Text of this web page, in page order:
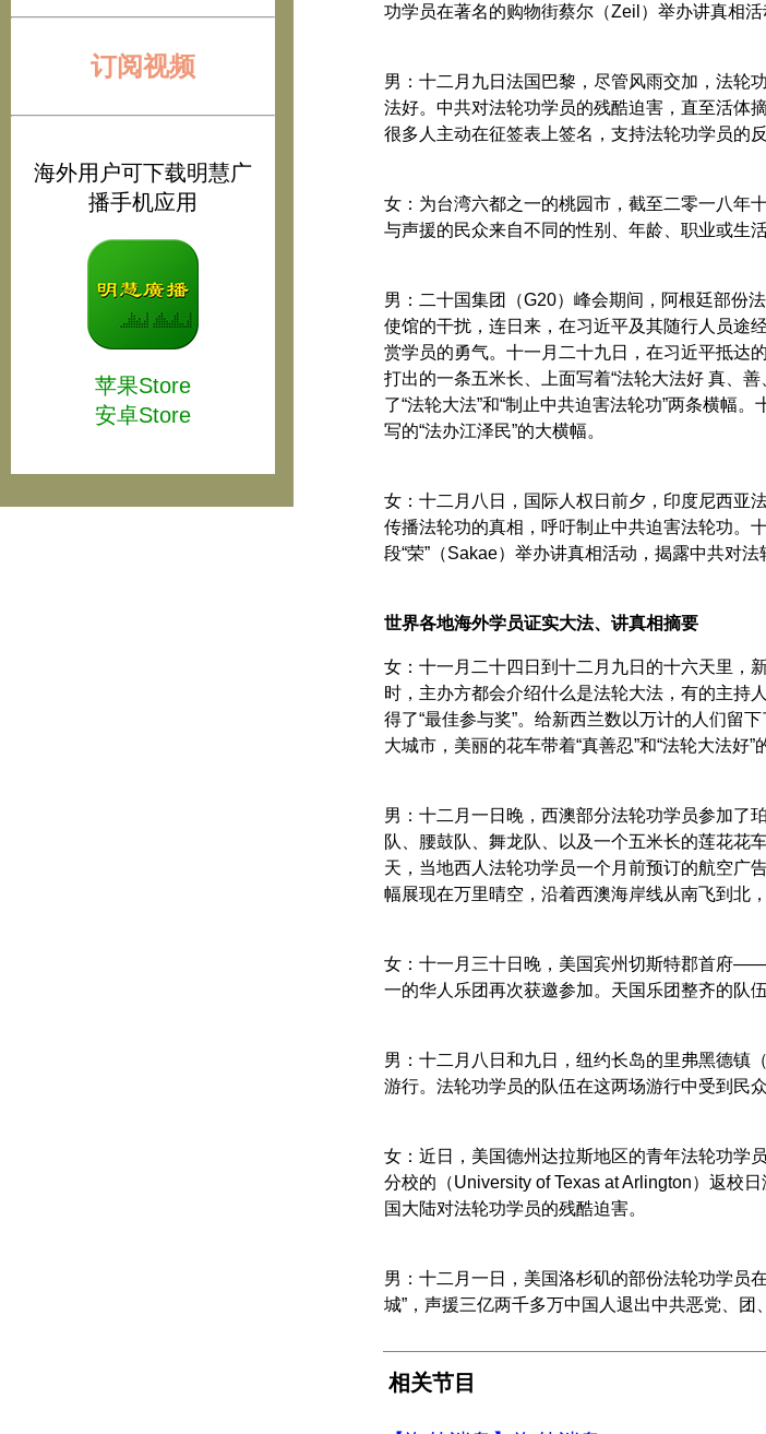
订阅视频
海外用户可下载明慧广
播手机应用
苹果Store
安卓Store
功学员在著名的购物街蔡尔（Zeil）举办讲真相
男：十二月九日法国巴黎，尽管风雨交加，法轮
法好。中共对法轮功学员的残酷迫害，直至活体
很多人主动在征签表上签名，支持法轮功学员的反
女：为台湾六都之一的桃园市，截至二零一八年
与声援的民众来自不同的性别、年龄、职业或生
男：二十国集团（G20）峰会期间，阿根廷部份
使馆的干扰，连日来，在习近平及其随行人员途
赏学员的勇气。十一月二十九日，在习近平抵达
打出的一条五米长、上面写着“法轮大法好 真、
了“法轮大法”和“制止中共迫害法轮功”两条横幅
写的“法办江泽民”的大横幅。
女：十二月八日，国际人权日前夕，印度尼西亚
传播法轮功的真相，呼吁制止中共迫害法轮功。
段“荣”（Sakae）举办讲真相活动，揭露中共对
世界各地海外学员证实大法、讲真相摘要
女：十一月二十四日到十二月九日的十六天里，
时，主办方都会介绍什么是法轮大法，有的主持
得了“最佳参与奖”。给新西兰数以万计的人们留
大城市，美丽的花车带着“真善忍”和“法轮大法好
男：十二月一日晚，西澳部分法轮功学员参加了
队、腰鼓队、舞龙队、以及一个五米长的莲花花
天，当地西人法轮功学员一个月前预订的航空广
幅展现在万里晴空，沿着西澳海岸线从南飞到北，
女：十一月三十日晚，美国宾州切斯特郡首府
一的华人乐团再次获邀参加。天国乐团整齐的队
男：十二月八日和九日，纽约长岛的里弗黑德镇
游行。法轮功学员的队伍在这两场游行中受到民
女：近日，美国德州达拉斯地区的青年法轮功学
分校的（University of Texas at Arlington）返校
国大陆对法轮功学员的残酷迫害。
男：十二月一日，美国洛杉矶的部份法轮功学员
城”，声援三亿两千多万中国人退出中共恶党、
相关节目